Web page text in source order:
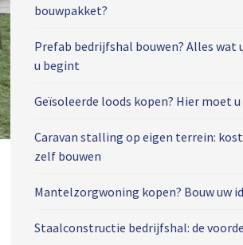
bouwpakket?
Prefab bedrijfshal bouwen? Alles wat
u begint
Geïsoleerde loods kopen? Hier moet
Caravan stalling op eigen terrein:
zelf bouwen
Mantelzorgwoning kopen? Bouw uw
Staalconstructie bedrijfshal: de